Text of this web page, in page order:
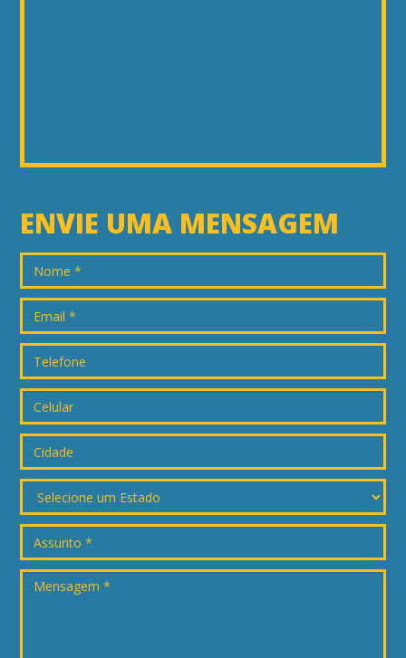
ENVIE UMA MENSAGEM